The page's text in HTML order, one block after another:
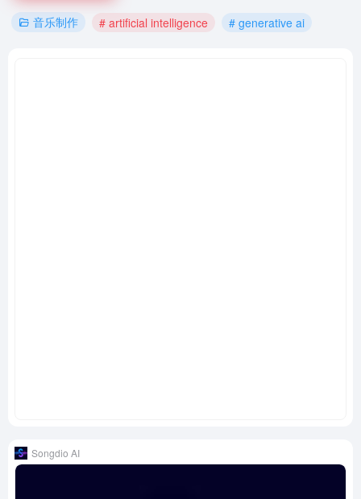
音乐制作 # artificial intelligence # generative ai
Songdio AI